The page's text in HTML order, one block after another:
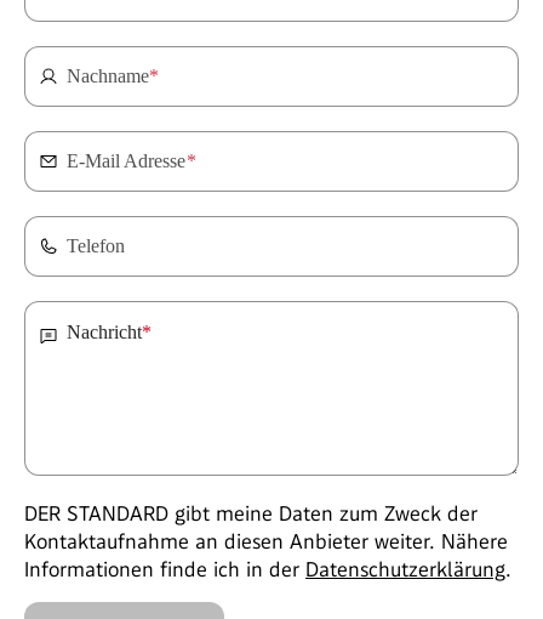
Nachname*
E-Mail Adresse*
Telefon
Nachricht*
DER STANDARD gibt meine Daten zum Zweck der
Kontaktaufnahme an diesen Anbieter weiter. Nähere
Informationen finde ich in der Datenschutzerklärung.